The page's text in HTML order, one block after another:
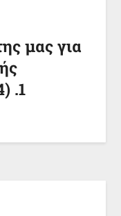
μας για
.1